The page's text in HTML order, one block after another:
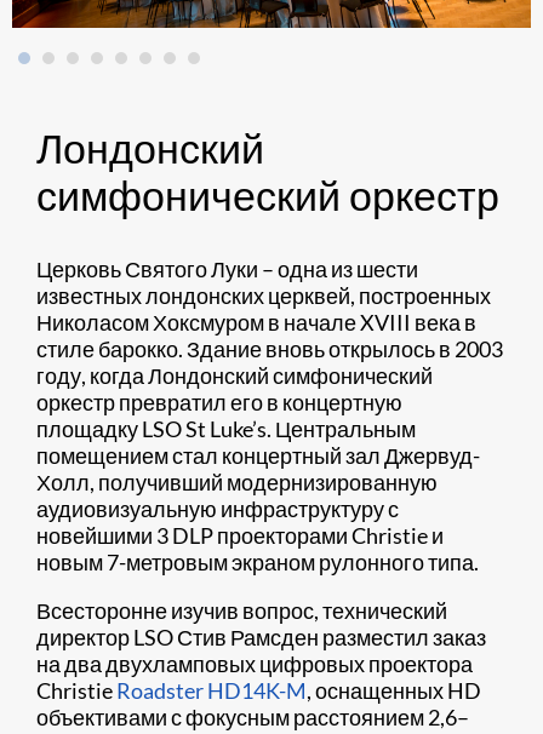
Лондонский
симфонический оркестр
Церковь Святого Луки – одна из шести
известных лондонских церквей, построенных
Николасом Хоксмуром в начале XVIII века в
стиле барокко. Здание вновь открылось в 2003
году, когда Лондонский симфонический
оркестр превратил его в концертную
площадку LSO St Luke’s. Центральным
помещением стал концертный зал Джервуд-
Холл, получивший модернизированную
аудиовизуальную инфраструктуру с
новейшими 3 DLP проекторами Christie и
новым 7-метровым экраном рулонного типа.
Всесторонне изучив вопрос, технический
директор LSO Стив Рамсден разместил заказ
на два двухламповых цифровых проектора
ChristieRoadster HD14K-M, оснащенных HD
объективами с фокусным расстоянием 2,6–